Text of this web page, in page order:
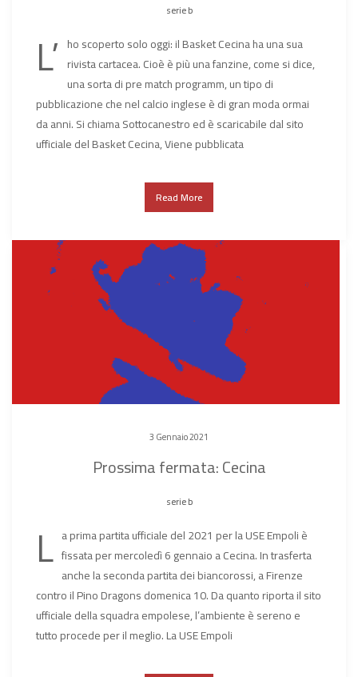
serie b
L’ ho scoperto solo oggi: il Basket Cecina ha una sua
rivista cartacea. Cioè è più una fanzine, come si dice,
una sorta di pre match programm, un tipo di
pubblicazione che nel calcio inglese è di gran moda ormai
da anni. Si chiama Sottocanestro ed è scaricabile dal sito
ufficiale del Basket Cecina, Viene pubblicata
Read More
3 Gennaio 2021
Prossima fermata: Cecina
serie b
L a prima partita ufficiale del 2021 per la USE Empoli è
fissata per mercoledì 6 gennaio a Cecina. In trasferta
anche la seconda partita dei biancorossi, a Firenze
contro il Pino Dragons domenica 10. Da quanto riporta il sito
ufficiale della squadra empolese, l’ambiente è sereno e
tutto procede per il meglio. La USE Empoli